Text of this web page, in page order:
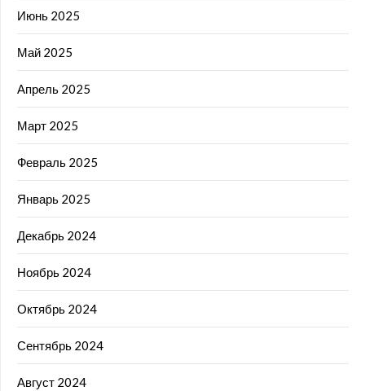
Июнь 2025
Май 2025
Апрель 2025
Март 2025
Февраль 2025
Январь 2025
Декабрь 2024
Ноябрь 2024
Октябрь 2024
Сентябрь 2024
Август 2024